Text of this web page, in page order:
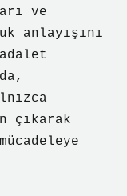
ve
anlayışını
çıkarak